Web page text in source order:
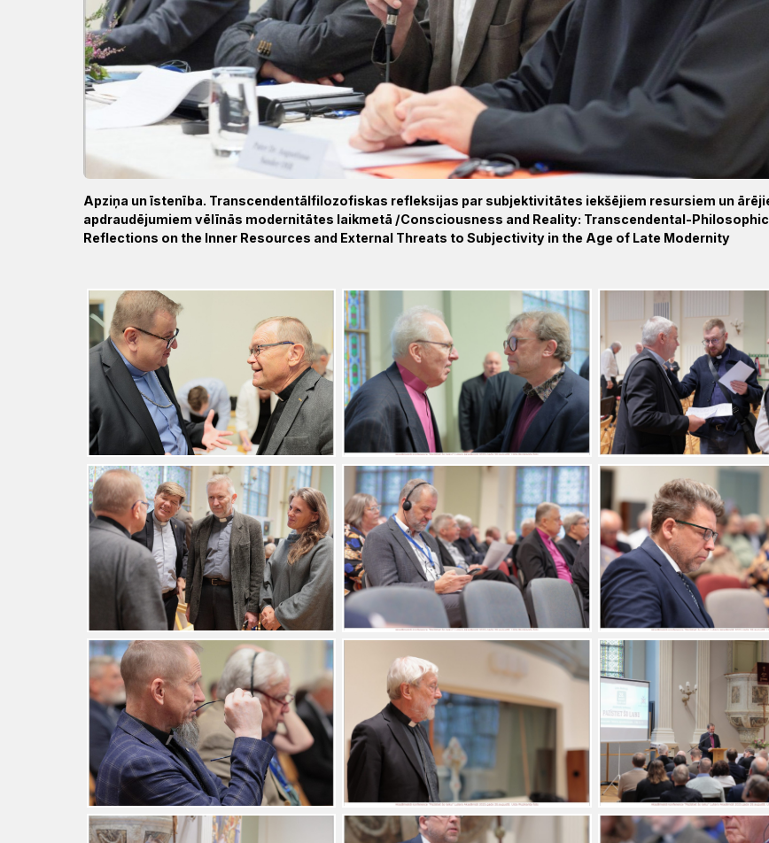
Dievnami
Iepazīsti
kristietību
Misija
Indijā
Rīts
Draudzēm
Apziņa un īstenība. Transcendentālfilozofiskas refleksijas par subjektivitātes iekšējiem resursiem un
apdraudējumiem vēlīnās modernitātes laikmetā /Consciousness and Reality: Transcendental-
Reflections on the Inner Resources and External Threats to Subjectivity in the Age of Late Modernity